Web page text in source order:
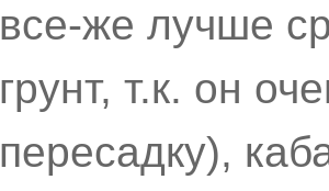
все-же лучше
грунт, т.к. он
пересадку),